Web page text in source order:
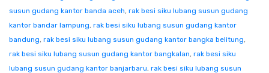
susun gudang kantor banda aceh, rak besi siku lubang susun gudang
kantor bandar lampung, rak besi siku lubang susun gudang kantor
bandung, rak besi siku lubang susun gudang kantor bangka belitung,
rak besi siku lubang susun gudang kantor bangkalan, rak besi siku
lubang susun gudang kantor banjarbaru, rak besi siku lubang susun